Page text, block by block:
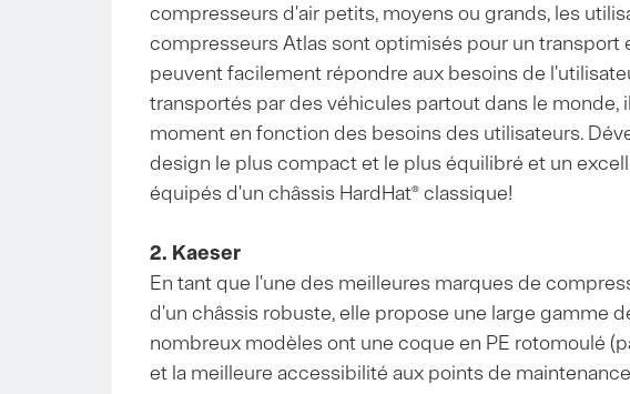
compresseurs d'air petits, moyens ou grands, les
compresseurs Atlas sont optimisés pour un transport
peuvent facilement répondre aux besoins de
transportés par des véhicules partout dans le
moment en fonction des besoins des utilisateurs.
design le plus compact et le plus équilibré et un
équipés d'un châssis HardHat® classique!
2. Kaeser
En tant que l'une des meilleures marques de
d'un châssis robuste, elle propose une large gamme
nombreux modèles ont une coque en PE rotomoulé
et la meilleure accessibilité aux points de